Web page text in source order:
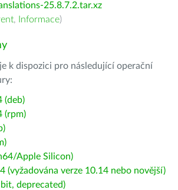
25.8.7.2.tar.xz
, Informace)
k dispozici pro následující operační
(deb)
(rpm)
Apple Silicon)
(vyžadována verze 10.14 nebo novější)
deprecated)